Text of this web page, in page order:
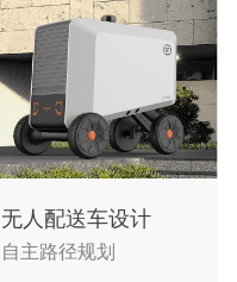
无人配送车设计
自主路径规划